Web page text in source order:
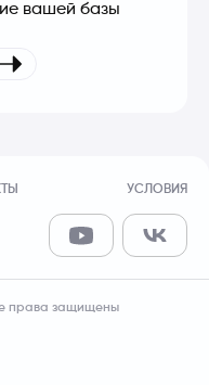
вашей базы
права защищены
УСЛОВИЯ